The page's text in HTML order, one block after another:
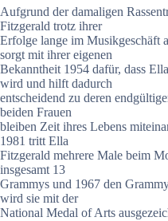
Aufgrund der damaligen
Fitzgerald trotz ihrer
Erfolge lange im Musikgeschäft
sorgt mit ihrer eigenen
Bekanntheit 1954 dafür, dass
wird und hilft dadurch
entscheidend zu deren
beiden Frauen
bleiben Zeit ihres Lebens
1981 tritt Ella
Fitzgerald mehrere Male beim
insgesamt 13
Grammys und 1967 den
wird sie mit der
National Medal of Arts